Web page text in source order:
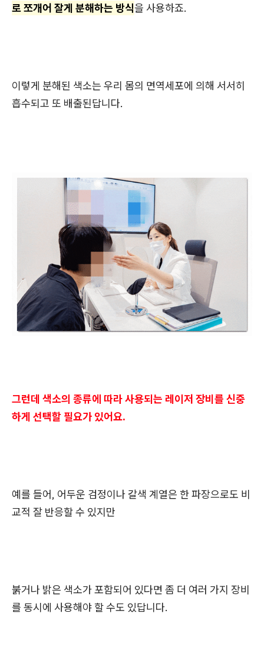
로 쪼개어 잘게 분해하는 방식을 사용하죠.
이렇게 분해된 색소는 우리 몸의 면역세포에 의해 서서히
흡수되고 또 배출된답니다.
그런데 색소의 종류에 따라 사용되는 레이저 장비를 신중
하게 선택할 필요가 있어요.
예를 들어, 어두운 검정이나 갈색 계열은 한 파장으로도 비
교적 잘 반응할 수 있지만
붉거나 밝은 색소가 포함되어 있다면 좀 더 여러 가지 장비
를 동시에 사용해야 할 수도 있답니다.